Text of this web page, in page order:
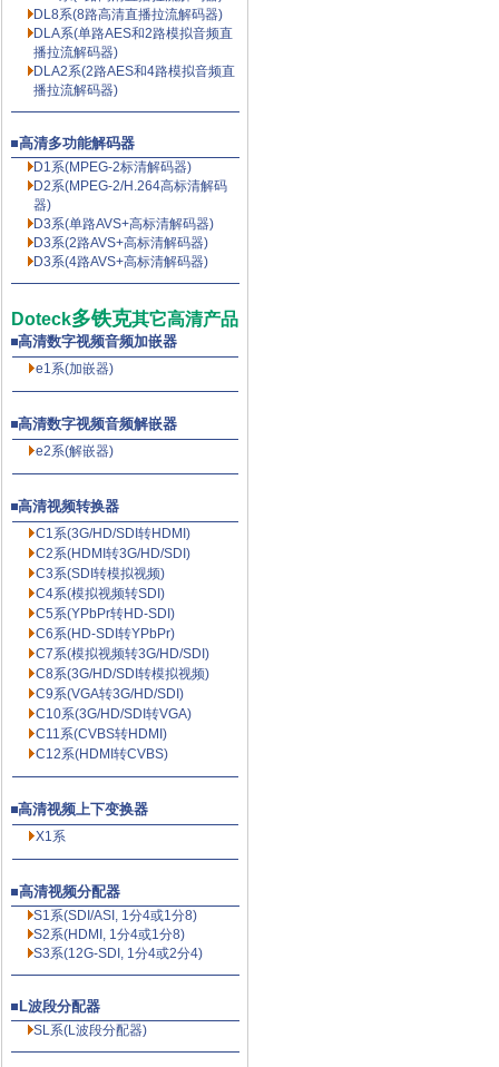
DL8系(8路高清直播拉流解码器)
DLA系(单路AES和2路模拟音频直
播拉流解码器)
DLA2系(2路AES和4路模拟音频直
播拉流解码器)
高清多功能解码器
D1系(MPEG-2标清解码器)
D2系(MPEG-2/H.264高标清解码
器)
D3系(单路AVS+高标清解码器)
D3系(2路AVS+高标清解码器)
D3系(4路AVS+高标清解码器)
Doteck多铁克其它高清产品
高清数字视频音频加嵌器
e1系(加嵌器)
高清数字视频音频解嵌器
e2系(解嵌器)
高清视频转换器
C1系(3G/HD/SDI转HDMI)
C2系(HDMI转3G/HD/SDI)
C3系(SDI转模拟视频)
C4系(模拟视频转SDI)
C5系(YPbPr转HD-SDI)
C6系(HD-SDI转YPbPr)
C7系(模拟视频转3G/HD/SDI)
C8系(3G/HD/SDI转模拟视频)
C9系(VGA转3G/HD/SDI)
C10系(3G/HD/SDI转VGA)
C11系(CVBS转HDMI)
C12系(HDMI转CVBS)
高清视频上下变换器
X1系
高清视频分配器
S1系(SDI/ASI, 1分4或1分8)
S2系(HDMI, 1分4或1分8)
S3系(12G-SDI, 1分4或2分4)
L波段分配器
SL系(L波段分配器)